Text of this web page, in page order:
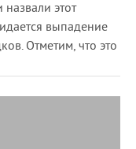
этот
выпадение
Отметим, что это